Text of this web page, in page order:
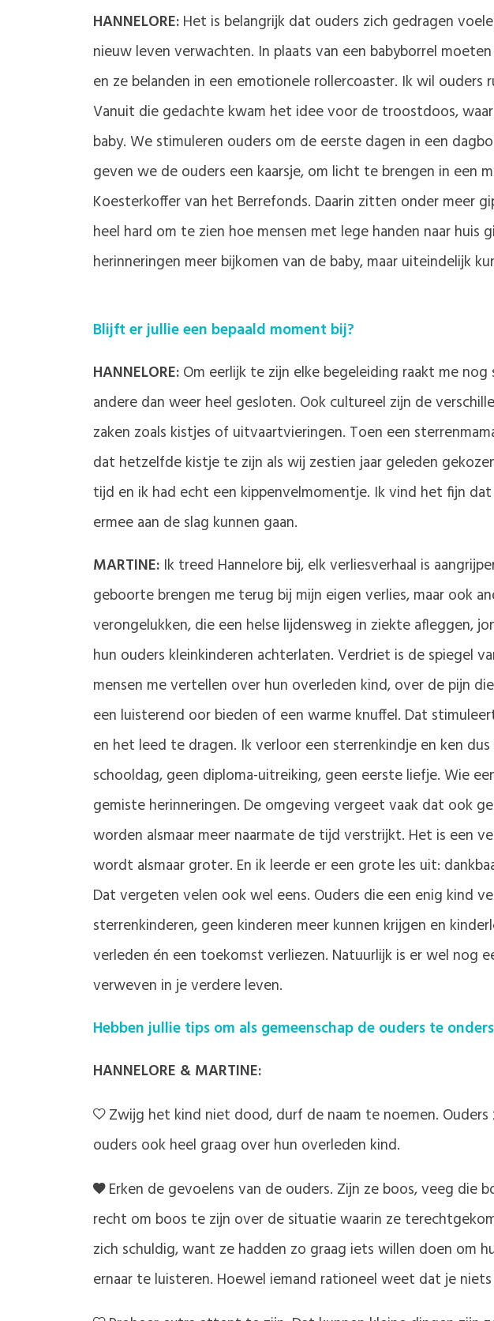
HANNELORE: Het is belangrijk dat ouders zich gedragen
nieuw leven verwachten. In plaats van een babyborrel
en ze belanden in een emotionele rollercoaster. Ik wil
Vanuit die gedachte kwam het idee voor de troostdoos,
baby. We stimuleren ouders om de eerste dagen in een
geven we de ouders een kaarsje, om licht te brengen in een
Koesterkoffer van het Berrefonds. Daarin zitten onder meer
heel hard om te zien hoe mensen met lege handen naar
herinneringen meer bijkomen van de baby, maar uiteindelijk
Blijft er jullie een bepaald moment bij?
HANNELORE: Om eerlijk te zijn elke begeleiding raakt me
andere dan weer heel gesloten. Ook cultureel zijn de
zaken zoals kistjes of uitvaartvieringen. Toen een
dat hetzelfde kistje te zijn als wij zestien jaar geleden
tijd en ik had echt een kippenvelmomentje. Ik vind het fijn
ermee aan de slag kunnen gaan.
MARTINE: Ik treed Hannelore bij, elk verliesverhaal is
geboorte brengen me terug bij mijn eigen verlies, maar ook
verongelukken, die een helse lijdensweg in ziekte afleggen,
hun ouders kleinkinderen achterlaten. Verdriet is de spiegel
mensen me vertellen over hun overleden kind, over de pijn
een luisterend oor bieden of een warme knuffel. Dat
en het leed te dragen. Ik verloor een sterrenkindje en ken
schooldag, geen diploma-uitreiking, geen eerste liefje. Wie
gemiste herinneringen. De omgeving vergeet vaak dat ook
worden alsmaar meer naarmate de tijd verstrijkt. Het is een
wordt alsmaar groter. En ik leerde er een grote les uit:
Dat vergeten velen ook wel eens. Ouders die een enig kind
sterrenkinderen, geen kinderen meer kunnen krijgen en
verleden én een toekomst verliezen. Natuurlijk is er wel
verweven in je verdere leven.
Hebben jullie tips om als gemeenschap de ouders te
HANNELORE & MARTINE:
Zwijg het kind niet dood, durf de naam te noemen.
ouders ook heel graag over hun overleden kind.
Erken de gevoelens van de ouders. Zijn ze boos, veeg die
recht om boos te zijn over de situatie waarin ze
zich schuldig, want ze hadden zo graag iets willen doen om
ernaar te luisteren. Hoewel iemand rationeel weet dat je